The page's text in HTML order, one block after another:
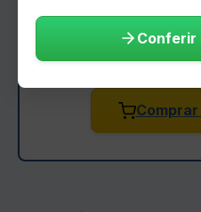
detalhes que
Comprar
Conferir